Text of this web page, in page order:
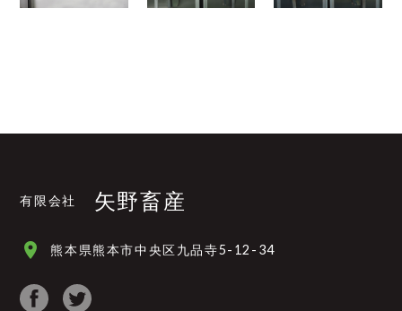
有限会社 矢野畜産
place 熊本県熊本市中央区九品寺5-12-34